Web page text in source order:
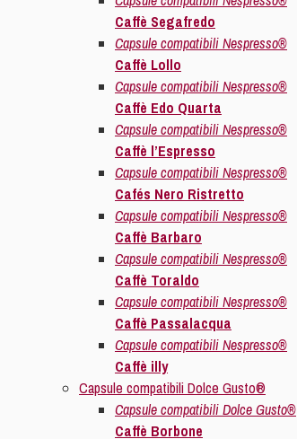
Caffè Segafredo
Capsule compatibili Nespresso®
Caffè Lollo
Capsule compatibili Nespresso®
Caffè Edo Quarta
Capsule compatibili Nespresso®
Caffè l’Espresso
Capsule compatibili Nespresso®
Cafés Nero Ristretto
Capsule compatibili Nespresso®
Caffè Barbaro
Capsule compatibili Nespresso®
Caffè Toraldo
Capsule compatibili Nespresso®
Caffè Passalacqua
Capsule compatibili Nespresso®
Caffè illy
Capsule compatibili Dolce Gusto®
Capsule compatibili Dolce Gusto®
Caffè Borbone